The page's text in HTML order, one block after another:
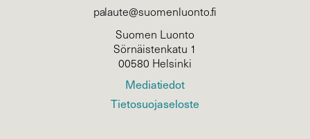
palaute@suomenluonto.fi
Suomen Luonto
Sörnäistenkatu 1
00580 Helsinki
Mediatiedot
Tietosuojaseloste